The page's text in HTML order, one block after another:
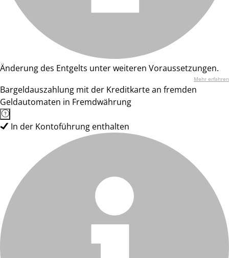
Änderung des Entgelts unter weiteren Voraussetzungen.
Mehr erfahren
Bargeldauszahlung mit der Kreditkarte an fremden
Geldautomaten in Fremdwährung
In der Kontoführung enthalten